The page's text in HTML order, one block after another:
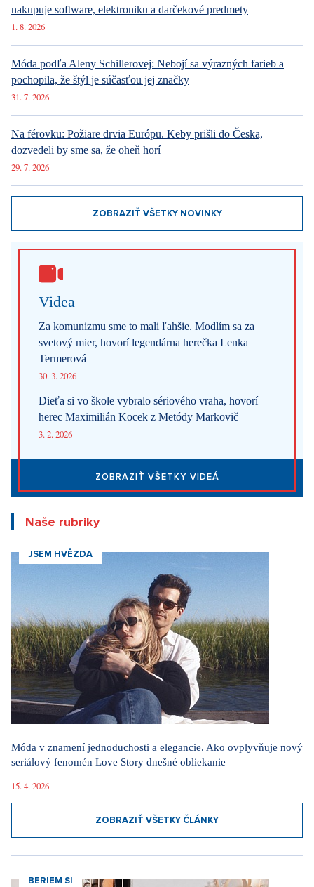
nakupuje software, elektroniku a darčekové predmety
1. 8. 2026
Móda podľa Aleny Schillerovej: Nebojí sa výrazných farieb a
pochopila, že štýl je súčasťou jej značky
31. 7. 2026
Na férovku: Požiare drvia Európu. Keby prišli do Česka,
dozvedeli by sme sa, že oheň horí
29. 7. 2026
ZOBRAZIŤ VŠETKY NOVINKY
Videa
Za komunizmu sme to mali ľahšie. Modlím sa za
svetový mier, hovorí legendárna herečka Lenka
Termerová
30. 3. 2026
Dieťa si vo škole vybralo sériového vraha, hovorí
herec Maximilián Kocek z Metódy Markovič
3. 2. 2026
ZOBRAZIŤ VŠETKY VIDEÁ
Naše rubriky
JSEM HVĚZDA
Móda v znamení jednoduchosti a elegancie. Ako ovplyvňuje nový
seriálový fenomén Love Story dnešné obliekanie
15. 4. 2026
ZOBRAZIŤ VŠETKY ČLÁNKY
BERIEM SI